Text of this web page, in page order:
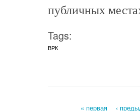
публичных
Tags:
ВРК
« первая ‹